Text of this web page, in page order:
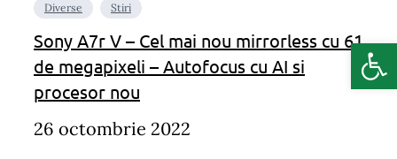
Diverse Stiri
Sony A7r V – Cel mai nou mirrorless cu 61
de megapixeli – Autofocus cu AI si
procesor nou
26 octombrie 2022